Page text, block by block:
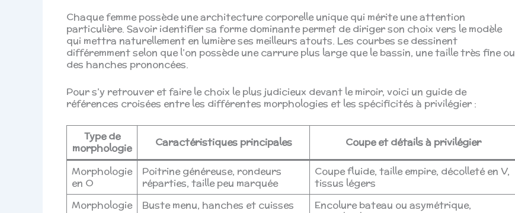
Chaque femme possède une architecture corporelle unique qui mérite une attention
particulière. Savoir identifier sa forme dominante permet de diriger son choix vers le modèle
qui mettra naturellement en lumière ses meilleurs atouts. Les courbes se dessinent
différemment selon que l’on possède une carrure plus large que le bassin, une taille très fine ou
des hanches prononcées.
Pour s’y retrouver et faire le choix le plus judicieux devant le miroir, voici un guide de
références croisées entre les différentes morphologies et les spécificités à privilégier :
Type de
morphologie
Caractéristiques principales Coupe et détails à privilégier
Morphologie
en O
Poitrine généreuse, rondeurs
réparties, taille peu marquée
Coupe fluide, taille empire, décolleté en V,
tissus légers
Morphologie
Buste menu, hanches et cuisses
Encolure bateau ou asymétrique,